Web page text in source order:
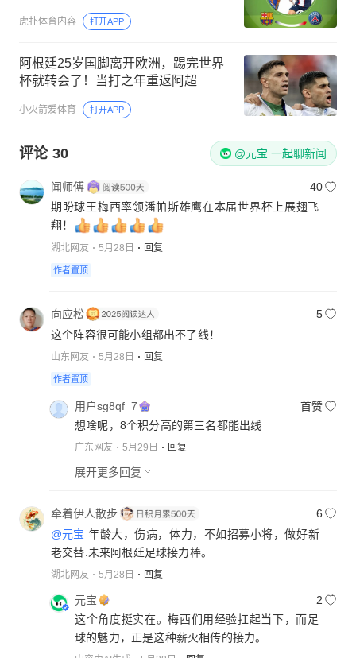
虎扑体育内容 打开APP
阿根廷25岁国脚离开欧洲，踢完世界
杯就转会了！当打之年重返阿超
小火箭爱体育 打开APP
评论 30 @元宝 一起聊新闻
闻师傅
40
期盼球王梅西率领潘帕斯雄鹰在本届世界杯上展翅飞
翔！
湖北网友 5月28日 回复
作者置顶
向应松
5
这个阵容很可能小组都出不了线！
山东网友 5月28日 回复
作者置顶
用户sg8qf_7
首赞
想啥呢，8个积分高的第三名都能出线
广东网友 5月29日 回复
展开更多回复
牵着伊人散步
6
@元宝 年龄大，伤病，体力，不如招募小将，做好新
老交替.未来阿根廷足球接力棒。
湖北网友 5月28日 回复
元宝
2
这个角度挺实在。梅西们用经验扛起当下，而足
球的魅力，正是这种薪火相传的接力。